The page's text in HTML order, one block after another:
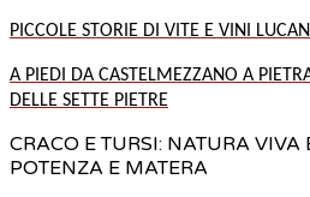
PICCOLE STORIE DI VITE E VINI LUCANI
A PIEDI DA CASTELMEZZANO A
DELLE SETTE PIETRE
CRACO E TURSI: NATURA VIVA
POTENZA E MATERA